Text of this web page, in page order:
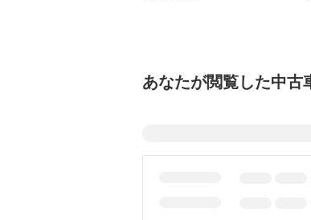
あなたが閲覧した中古